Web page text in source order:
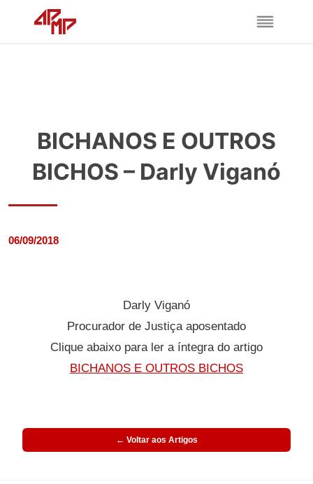
BICHANOS E OUTROS
BICHOS – Darly Viganó
06/09/2018
Darly Viganó
Procurador de Justiça aposentado
Clique abaixo para ler a íntegra do artigo
BICHANOS E OUTROS BICHOS
← Voltar aos Artigos